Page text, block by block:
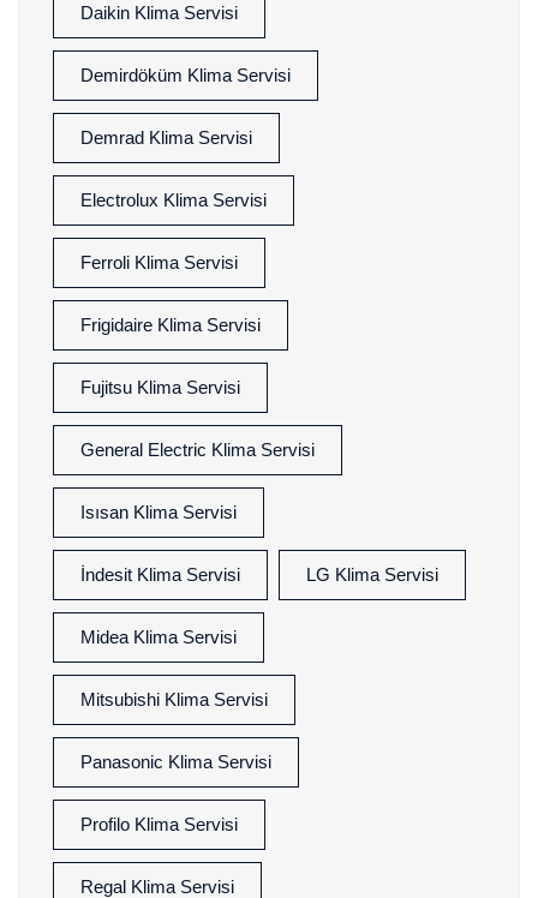
Daikin Klima Servisi
Demirdöküm Klima Servisi
Demrad Klima Servisi
Electrolux Klima Servisi
Ferroli Klima Servisi
Frigidaire Klima Servisi
Fujitsu Klima Servisi
General Electric Klima Servisi
Isısan Klima Servisi
İndesit Klima Servisi LG Klima Servisi
Midea Klima Servisi
Mitsubishi Klima Servisi
Panasonic Klima Servisi
Profilo Klima Servisi
Regal Klima Servisi